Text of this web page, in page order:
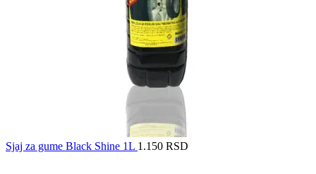
Sjaj za gume Black Shine 1L 1.150 RSD